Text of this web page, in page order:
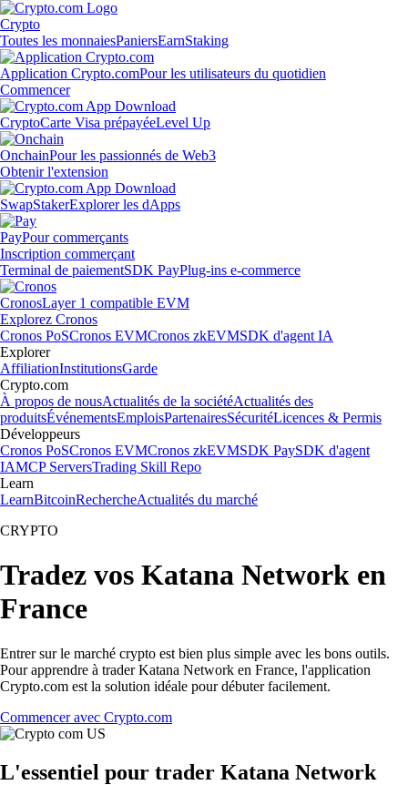
Crypto
Toutes les monnaiesPaniersEarnStaking
Application Crypto.comPour les utilisateurs du quotidien
Commencer
CryptoCarte Visa prépayéeLevel Up
OnchainPour les passionnés de Web3
Obtenir l'extension
SwapStakerExplorer les dApps
PayPour commerçants
Inscription commerçant
Terminal de paiementSDK PayPlug-ins e-commerce
CronosLayer 1 compatible EVM
Explorez Cronos
Cronos PoSCronos EVMCronos zkEVMSDK d'agent IA
Explorer
AffiliationInstitutionsGarde
Crypto.com
À propos de nousActualités de la sociétéActualités des
produitsÉvénementsEmploisPartenairesSécuritéLicences & Permis
Développeurs
Cronos PoSCronos EVMCronos zkEVMSDK PaySDK d'agent
IAMCP ServersTrading Skill Repo
Learn
LearnBitcoinRechercheActualités du marché
CRYPTO
Tradez vos Katana Network en
France
Entrer sur le marché crypto est bien plus simple avec les bons outils.
Pour apprendre à trader Katana Network en France, l'application
Crypto.com est la solution idéale pour débuter facilement.
Commencer avec Crypto.com
L'essentiel pour trader Katana Network